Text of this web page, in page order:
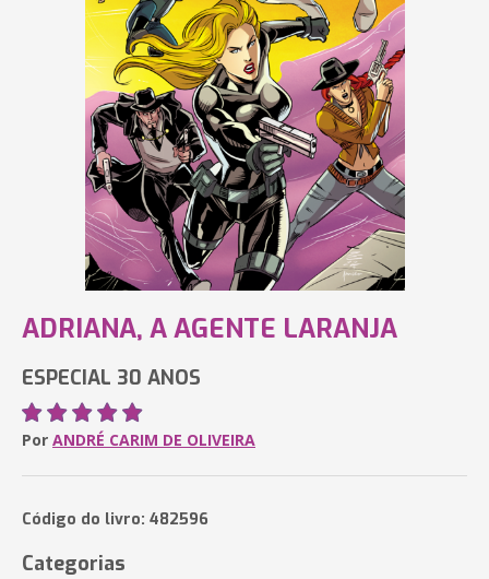
ADRIANA, A AGENTE LARANJA
ESPECIAL 30 ANOS
Por ANDRÉ CARIM DE OLIVEIRA
Código do livro: 482596
Categorias